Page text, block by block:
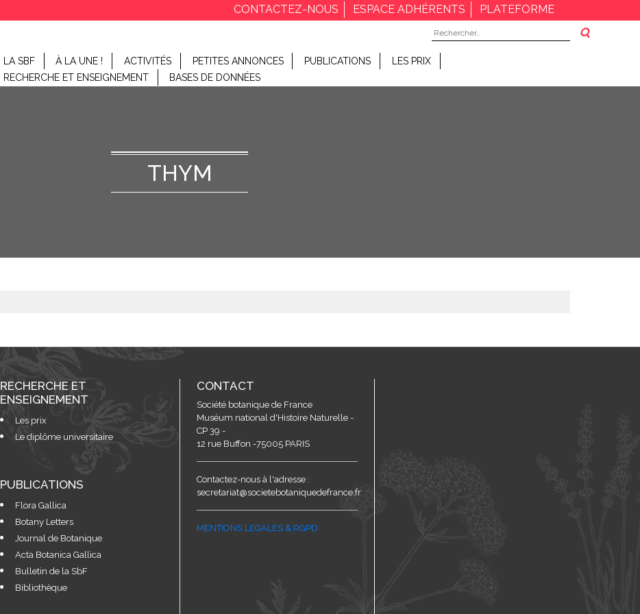
CONTACTEZ-NOUS ESPACE ADHÉRENTS
PLATEFORME
Rechercher :
LA SBF À LA UNE ! ACTIVITÉS PETITES ANNONCES PUBLICATIONS
LES PRIX
RECHERCHE ET ENSEIGNEMENT
BASES DE DONNÉES
THYM
RECHERCHE ET
ENSEIGNEMENT
Les prix
Le diplôme universitaire
PUBLICATIONS
Flora Gallica
Botany Letters
Journal de Botanique
Acta Botanica Gallica
Bulletin de la SbF
Bibliothèque
CONTACT
Société botanique de France
Muséum national d'Histoire Naturelle -
CP 39 -
12 rue Buffon -75005 PARIS
Contactez-nous à l'adresse :
secretariat@societebotaniquedefrance.fr
MENTIONS LEGALES & RGPD